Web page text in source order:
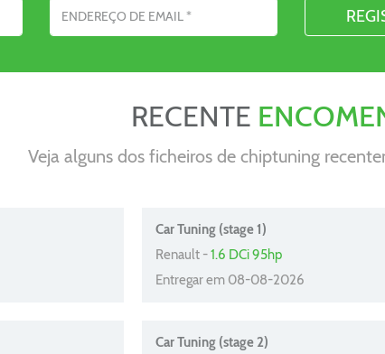
RECENTE
Veja alguns dos ficheiros de chiptuning
Car Tuning (stage 1)
Renault -1.6 DCi 95hp
Entregar em 08-08-2026
Car Tuning (stage 2)